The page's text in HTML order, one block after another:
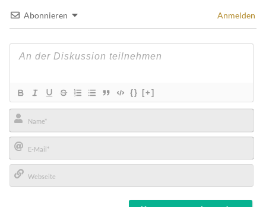
Abonnieren Anmelden
{} [+]
Name*
E-
Mail*